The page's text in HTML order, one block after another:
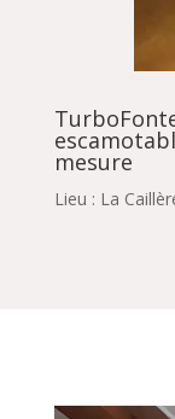
mesure
Lieu : La